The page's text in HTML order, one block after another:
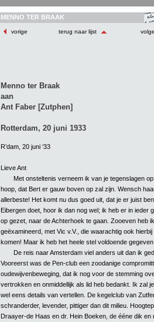
MENNO TER BRAAK
vorige terug naar lijst
Menno ter Braak
aan
Ant Faber [Zutphen]
Rotterdam, 20 juni 1933
R’dam, 20 juni ‘33
Lieve Ant
Met onsteltenis verneem ik van je tegenslagen
hoop, dat Bert er gauw boven op zal zijn. Wensch
allerbeste! Het komt nu dus goed uit, dat je er juist
Eibergen doet, hoor ik dan nog wel; ik heb er in ieder
op gezet, naar de Achterhoek te gaan. Zooeven heb
geëxamineerd, met Vic v.V., die waarachtig ook
komen! Maar ik heb het heele stel voldoende
De reis naar Amsterdam viel anders uit dan ik
Vooreerst was de Pen-club een zoodanige
oudewijvenbeweging, dat ik nog voor de stemming
vertrokken en onmiddellijk als lid heb bedankt. Ik zal
wel eens details van vertellen. De kegelclub van
schranderder, levender, pittiger dan dit milieu.
Draayer-de Haas en dr. Hein Boeken, de ééne dik en